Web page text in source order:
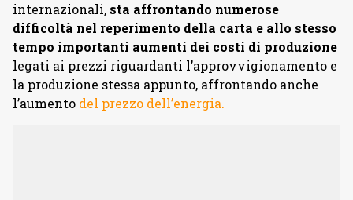
internazionali, sta affrontando numerose
difficoltà nel reperimento della carta e allo stesso
tempo importanti aumenti dei costi di produzione
legati ai prezzi riguardanti l’approvvigionamento e
la produzione stessa appunto, affrontando anche
l’aumento del prezzo dell’energia.